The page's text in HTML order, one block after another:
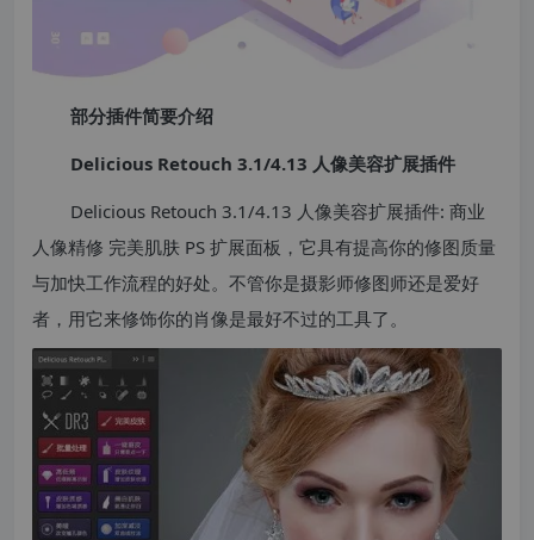
部分插件简要介绍
Delicious Retouch 3.1/4.13 人像美容扩展插件
Delicious Retouch 3.1/4.13 人像美容扩展插件: 商业
人像精修 完美肌肤 PS 扩展面板，它具有提高你的修图质量
与加快工作流程的好处。不管你是摄影师修图师还是爱好
者，用它来修饰你的肖像是最好不过的工具了。